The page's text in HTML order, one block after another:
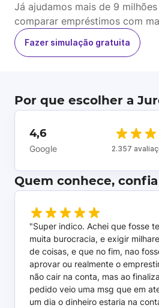
Já ajudamos mais de 9
comparar empréstimos com
Fazer simulação gratuita
Por que escolher a
4,6
Google 2.357
Quem conhece, confia
"Super indico. Achei que fosse
muita burocracia, e exigir
de coisas, e que no fim, nao
aprovar ou realmente o
não cair na conta, mas ao
pedido veio uma msg que em
um dia o dinheiro estaria na